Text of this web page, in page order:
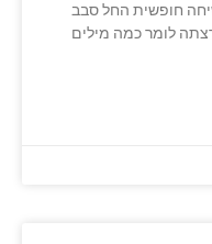
חופשית החל סבב
לומר כמה מילים